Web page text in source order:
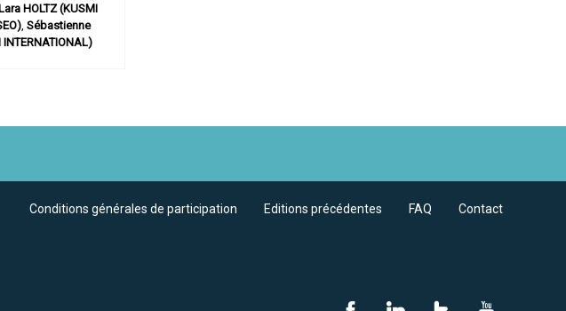
Lara HOLTZ(KUSMI
) Sébastienne
INTERNATIONAL)
Conditions générales de participation Editions précédentes FAQ Contact